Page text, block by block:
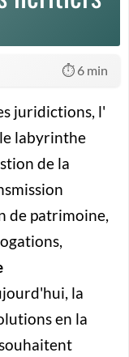
⏱️ 6 min
juridictions, l'
labyrinthe
de la
de patrimoine,
la
en la